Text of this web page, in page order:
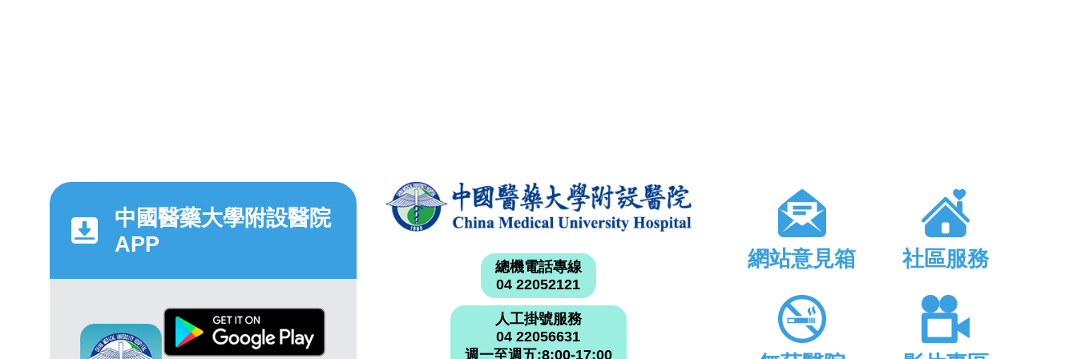
中國醫藥大學附設醫院
APP
總機電話專線
04 22052121
人工掛號服務
04 22056631
週一至週五:8:00-17:00
網站意見箱 社區服務